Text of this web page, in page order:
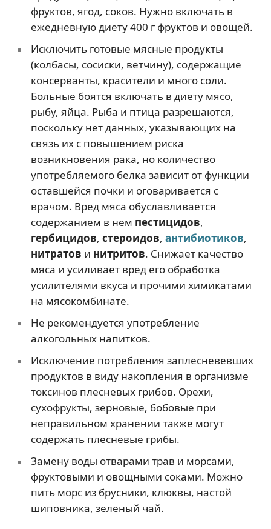
фруктов, ягод, соков. Нужно включать в
ежедневную диету 400 г фруктов и овощей.
Исключить готовые мясные продукты
(колбасы, сосиски, ветчину), содержащие
консерванты, красители и много соли.
Больные боятся включать в диету мясо,
рыбу, яйца. Рыба и птица разрешаются,
поскольку нет данных, указывающих на
связь их с повышением риска
возникновения рака, но количество
употребляемого белка зависит от функции
оставшейся почки и оговаривается с
врачом. Вред мяса обуславливается
содержанием в нем пестицидов,
гербицидов, стероидов, антибиотиков,
нитратов и нитритов. Снижает качество
мяса и усиливает вред его обработка
усилителями вкуса и прочими химикатами
на мясокомбинате.
Не рекомендуется употребление
алкогольных напитков.
Исключение потребления заплесневевших
продуктов в виду накопления в организме
токсинов плесневых грибов. Орехи,
сухофрукты, зерновые, бобовые при
неправильном хранении также могут
содержать плесневые грибы.
Замену воды отварами трав и морсами,
фруктовыми и овощными соками. Можно
пить морс из брусники, клюквы, настой
шиповника, зеленый чай.